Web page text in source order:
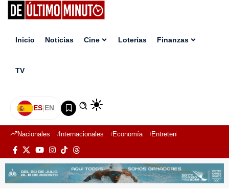
Inicio Noticias Cine Loterías Finanzas
TV
ES|EN
Nacionales Internacionales Economía Entretenimiento